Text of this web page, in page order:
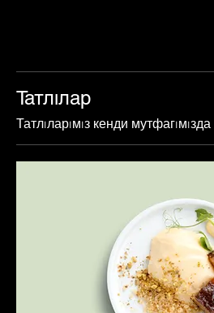
Татлıлар
Татлıларıмıз кенди